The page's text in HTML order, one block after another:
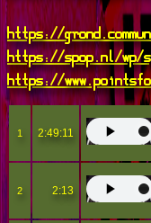
https://
https://spop.nl/wp/
https://
1 2:49:11
2 2:13